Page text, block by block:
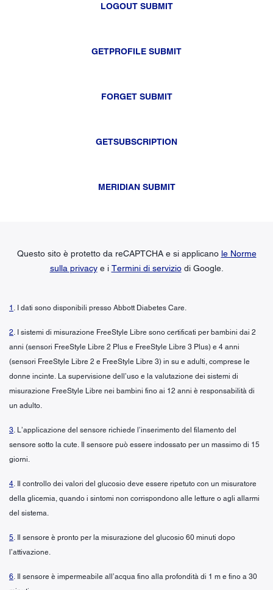
LOGOUT SUBMIT
GETPROFILE SUBMIT
FORGET SUBMIT
GETSUBSCRIPTION
MERIDIAN SUBMIT
Questo sito è protetto da reCAPTCHA e si applicano le Norme
sulla privacye i Termini di serviziodi Google.
1 . I dati sono disponibili presso Abbott Diabetes Care.
2. I sistemi di misurazione FreeStyle Libre sono certificati per bambini dai 2
anni (sensori FreeStyle Libre 2 Plus e FreeStyle Libre 3 Plus) e 4 anni
(sensori FreeStyle Libre 2 e FreeStyle Libre 3) in su e adulti, comprese le
donne incinte. La supervisione dell’uso e la valutazione dei sistemi di
misurazione FreeStyle Libre nei bambini fino ai 12 anni è responsabilità di
un adulto.
3. L’applicazione del sensore richiede l’inserimento del filamento del
sensore sotto la cute. Il sensore può essere indossato per un massimo di 15
giorni.
4. Il controllo dei valori del glucosio deve essere ripetuto con un misuratore
della glicemia, quando i sintomi non corrispondono alle letture o agli allarmi
del sistema.
5. Il sensore è pronto per la misurazione del glucosio 60 minuti dopo
l’attivazione.
6. Il sensore è impermeabile all’acqua fino alla profondità di 1 m e fino a 30